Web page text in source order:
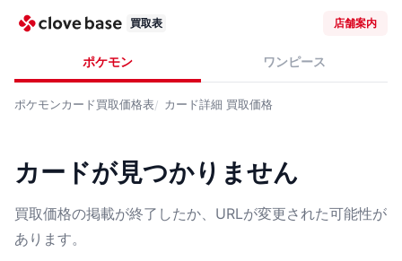
買取表 店舗案内
ポケモン ワンピース
ポケモンカード買取価格表 カード詳細 買取価格
カードが見つかりません
買取価格の掲載が終了したか、URLが変更された可能性が
あります。